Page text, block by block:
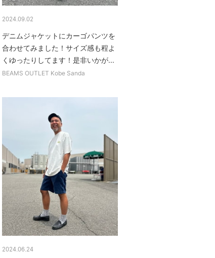
2024.09.02
デニムジャケットにカーゴパンツを
合わせてみました！サイズ感も程よ
くゆったりしてます！是非いかが...
BEAMS OUTLET Kobe Sanda
2024.06.24